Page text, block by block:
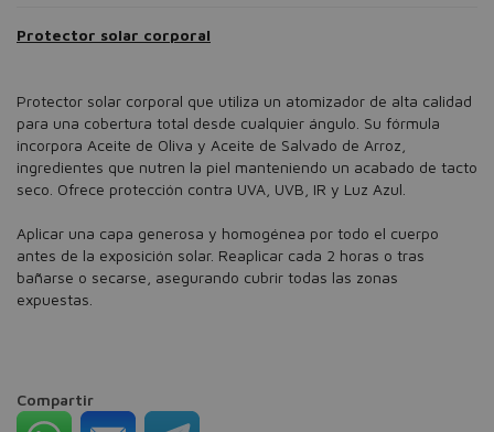
Protector solar corporal
Protector solar corporal que utiliza un atomizador de alta calidad
para una cobertura total desde cualquier ángulo. Su fórmula
incorpora Aceite de Oliva y Aceite de Salvado de Arroz,
ingredientes que nutren la piel manteniendo un acabado de tacto
seco. Ofrece protección contra UVA, UVB, IR y Luz Azul.
Aplicar una capa generosa y homogénea por todo el cuerpo
antes de la exposición solar. Reaplicar cada 2 horas o tras
bañarse o secarse, asegurando cubrir todas las zonas
expuestas.
Compartir